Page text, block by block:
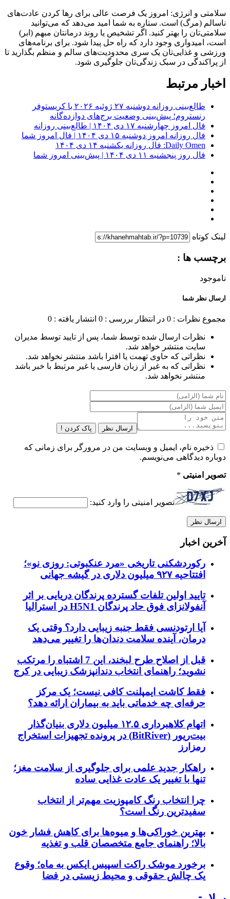
سلامتی و انرژی: امروز یک فرصت عالی برای رها کردن عادت‌های
ناسالم (مرگ) است. ستاره به شما امید می‌دهد که می‌توانید
سلامتی‌تان را بهتر کنید. اگر تشخیص یا روند درمانتان مبهم (ابر)
است، امیدواری وجود دارد که راه حل پیدا شود. برای برنامه‌های
ورزشی و غذایی‌تان یک سری محدودیت‌های سالم و منظم بگذارید تا
از پراکندگی در سبک زندگی‌تان جلوگیری شود.
اخبار مرتبط
طالع‌بینی روزانه دوشنبه ۲۷ ژوئیه ۲۰۲۶ با کریستوفر
رنستروم؛ پیش‌بینی وضعیت برج‌های دوازده‌گانه
فال امروز چهارشنبه ۱۷ دی ۱۴۰۴ | طالع‌بینی روزانه
فال روزانه امروز دوشنبه ۱۵ دی ۱۴۰۴ | فال امروز شما
Daily Omen: فال روزانه یکشنبه ۱۴ دی ۱۴۰۴
فال روز پنجشنبه ۱۱ دی ۱۴۰۴ | پیش‌بینی امروز شما
لینک کوتاه
برچسب ها :
ناموجود
ارسال نظر شما
مجموع نظرات : 0 در انتظار بررسی : 0 انتشار یافته : 0
نظرات ارسال شده توسط شما، پس از تایید توسط مدیران
سایت منتشر خواهد شد.
نظراتی که حاوی تهمت یا افترا باشد منتشر نخواهد شد.
نظراتی که به غیر از زبان فارسی یا غیر مرتبط با خبر باشد
منتشر نخواهد شد.
ارسال نظر پاک کردن !
ذخیره نام، ایمیل و وبسایت من در مرورگر برای زمانی که
دوباره دیدگاهی می‌نویسم.
تصویر امنیتی *
تصویر امنیتی را وارد کنید:
آخرین اخبار
رکوردشکنی تاریخی «مرد عنکبوتی: روزی نو»؛
افتتاحیه ۹۲۷ میلیون دلاری در گیشه جهانی
تایید اولین تلفات گسترده پرندگان دریایی بر اثر
آنفولانزای فوق حاد پرندگان H5N1 در استرالیا
آیا ارتودنسی فقط جنبه زیبایی دارد؟ وقتی یک
درمان، آینده سلامت دندان‌ها را تغییر می‌دهد
قبل از اصلاح طرح لبخند، این 7 اشتباه را مرتکب
نشوید؛ راهنمای انتخاب دندانپزشک زیبایی در کرج
فقط کاشت ایمپلنت کافی نیست؛ یک مرکز
حرفه‌ای چه خدماتی باید به بیماران ارائه دهد؟
اتهام کلاهبرداری ۱۲.۵ میلیون دلاری بنیان‌گذار
بیت‌ریور (BitRiver) در پرونده تجهیزات استخراج
رمزارز
راهکار جدید علمی برای جلوگیری از سلامت مغز؛
تنها با تغییر یک عادت غذایی ساده
چرا انتخاب رنگ کامپوزیت مهم‌تر از انتخاب
سفیدترین رنگ است؟
بهترین خوراکی‌ها و میوه‌ها برای کاهش فشار خون
بالا؛ راهنمای جامع متخصصان قلب و تغذیه
برخورد موشک راکت اسپیس ایکس به ماه؛ وقوع
یک چالش حقوقی و محیط زیستی در فضا